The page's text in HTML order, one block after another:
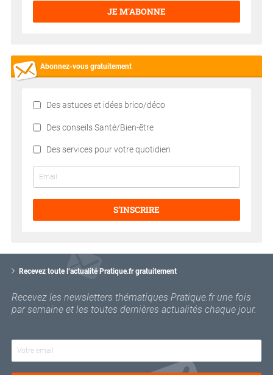
JE M'ABONNE
Abonnez-vous gratuitement
Des astuces et idées brico/déco
Des conseils Santé/Bien-être
Des services pour votre quotidien
S’INSCRIRE
Recevez toute l’actualité Pratique.fr gratuitement
Recevez les newsletters thématiques Pratique.fr une fois
par semaine et les toutes dernières actualités chaque jour.
o
r
e
e